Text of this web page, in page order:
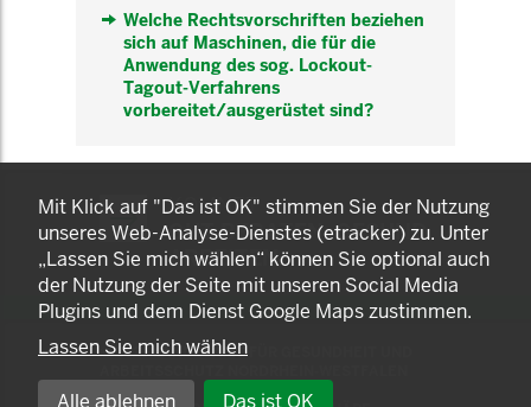
Welche Rechtsvorschriften beziehen
sich auf Maschinen, die für die
Anwendung des sog. Lockout-
Tagout-Verfahrens
vorbereitet/ausgerüstet sind?
KOMNET
GUT BERATEN. GESUND
ARBEITEN.
© 2025 LANDESAMT FÜR GESUNDHEIT UND
Mit Klick auf "Das ist OK" stimmen Sie der Nutzung
unseres Web-Analyse-Dienstes (etracker) zu. Unter
„Lassen Sie mich wählen“ können Sie optional auch
der Nutzung der Seite mit unseren Social Media
Plugins und dem Dienst Google Maps zustimmen.
Lassen Sie mich wählen
Alle ablehnen Das ist OK